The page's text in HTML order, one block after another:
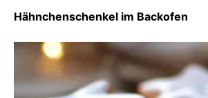
Hähnchenschenkel im Backofen